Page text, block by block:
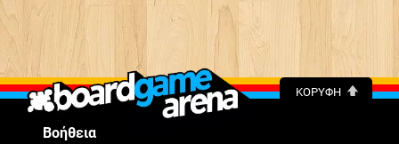
ΚΟΡΥΦΉ
Βοήθεια